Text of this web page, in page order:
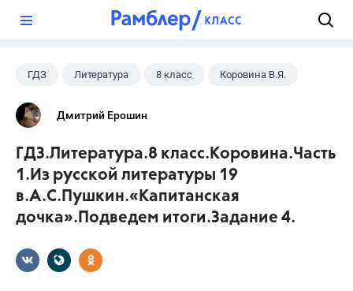
ГДЗ Литература 8 класс Коровина В.Я.
Дмитрий Ерошин
ГДЗ.Литература.8 класс.Коровина.Часть
1.Из русской литературы 19
в.А.С.Пушкин.«Капитанская
дочка».Подведем итоги.Задание 4.